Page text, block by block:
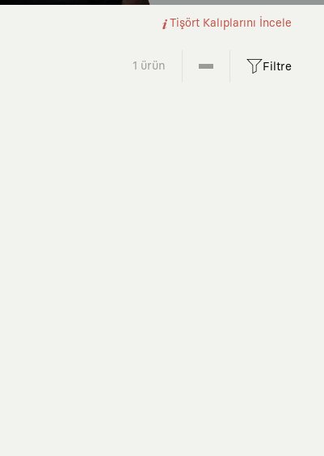
Tişört Kalıplarını İncele
1 ürün Filtre